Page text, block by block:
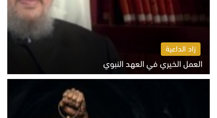
زاد الداعية
العمل الخيري في العهد النبوي
الاثنين 10 أغسطس 2026 10:55 ص